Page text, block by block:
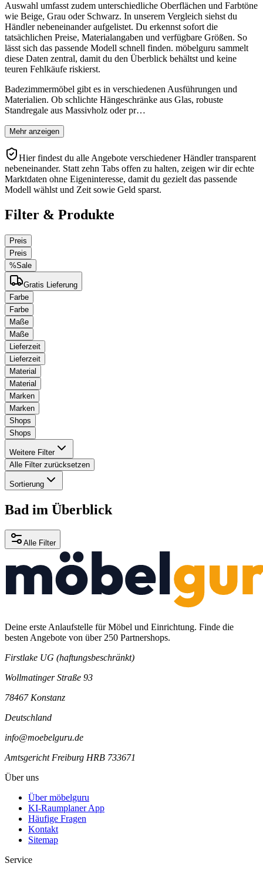
Auswahl umfasst zudem unterschiedliche Oberflächen und Farbtöne
wie Beige, Grau oder Schwarz. In unserem Vergleich siehst du
Händler nebeneinander aufgelistet. Du erkennst sofort die
tatsächlichen Preise, Materialangaben und verfügbare Größen. So
lässt sich das passende Modell schnell finden. möbelguru sammelt
diese Daten zentral, damit du den Überblick behältst und keine
teuren Fehlkäufe riskierst.
Badezimmermöbel gibt es in verschiedenen Ausführungen und
Materialien. Ob schlichte Hängeschränke aus Glas, robuste
Standregale aus Massivholz oder pr…
Mehr anzeigen
Hier findest du alle Angebote verschiedener Händler transparent
nebeneinander. Statt zehn Tabs offen zu halten, zeigen wir dir echte
Marktdaten ohne Eigeninteresse, damit du gezielt das passende
Modell wählst und Zeit sowie Geld sparst.
Filter & Produkte
Preis
Preis
%Sale
Gratis Lieferung
Farbe
Farbe
Maße
Maße
Lieferzeit
Lieferzeit
Material
Material
Marken
Marken
Shops
Shops
Weitere Filter
Alle Filter zurücksetzen
Sortierung
Bad im Überblick
Alle Filter
Deine erste Anlaufstelle für Möbel und Einrichtung. Finde die
besten Angebote von über 250 Partnershops.
Firstlake UG (haftungsbeschränkt)
Wollmatinger Straße 93
78467 Konstanz
Deutschland
info@moebelguru.de
Amtsgericht Freiburg HRB 733671
Über uns
Über möbelguru
KI-Raumplaner App
Häufige Fragen
Kontakt
Sitemap
Service